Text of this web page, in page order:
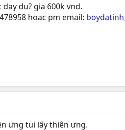
day du? gia 600k vnd.
hoac pm email:
ưng tui lấy thiên ưng.